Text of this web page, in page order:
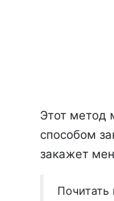
Этот метод
способом
закажет
Почитать